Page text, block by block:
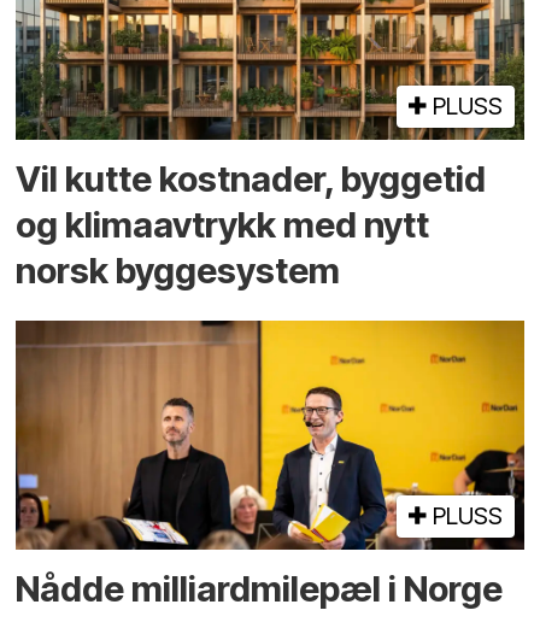
PLUSS
Vil kutte kostnader, byggetid
og klima­avtrykk med nytt
norsk bygge­system
PLUSS
Nådde milliard­­milepæl i Norge